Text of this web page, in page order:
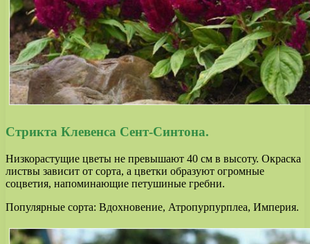
Стрикта Клевенса Сент-Синтона.
Низкорастущие цветы не превышают 40 см в высоту. Окраска
листвы зависит от сорта, а цветки образуют огромные
соцветия, напоминающие петушиные гребни.
Популярные сорта: Вдохновение, Атропурпурплеа, Империя.